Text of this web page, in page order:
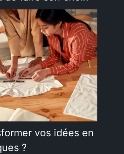
vos idées en
?